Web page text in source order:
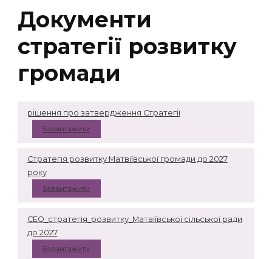
Документи
стратегії розвитку
громади
рішення про затвердження Стратегії
Завантажити
Стратегія розвитку Матвіївської громади до 2027
року
Завантажити
СЕО_стратегія_розвитку_Матвіївської сільської ради
до 2027
Завантажити